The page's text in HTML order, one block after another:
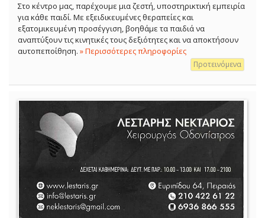
Στο κέντρο μας, παρέχουμε μια ζεστή, υποστηρικτική εμπειρία
για κάθε παιδί. Με εξειδικευμένες θεραπείες και
εξατομικευμένη προσέγγιση, βοηθάμε τα παιδιά να
αναπτύξουν τις κινητικές τους δεξιότητες και να αποκτήσουν
αυτοπεποίθηση. » Περισσότερες πληροφορίες
Προτεινόμενα